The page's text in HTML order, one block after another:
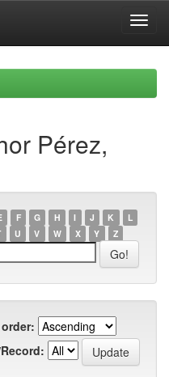
Pérez,
F G H I J K
L
U V W X Y Z